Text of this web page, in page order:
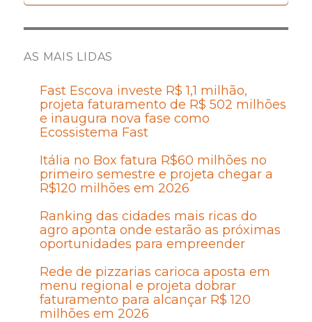
AS MAIS LIDAS
Fast Escova investe R$ 1,1 milhão,
projeta faturamento de R$ 502 milhões
e inaugura nova fase como
Ecossistema Fast
Itália no Box fatura R$60 milhões no
primeiro semestre e projeta chegar a
R$120 milhões em 2026
Ranking das cidades mais ricas do
agro aponta onde estarão as próximas
oportunidades para empreender
Rede de pizzarias carioca aposta em
menu regional e projeta dobrar
faturamento para alcançar R$ 120
milhões em 2026